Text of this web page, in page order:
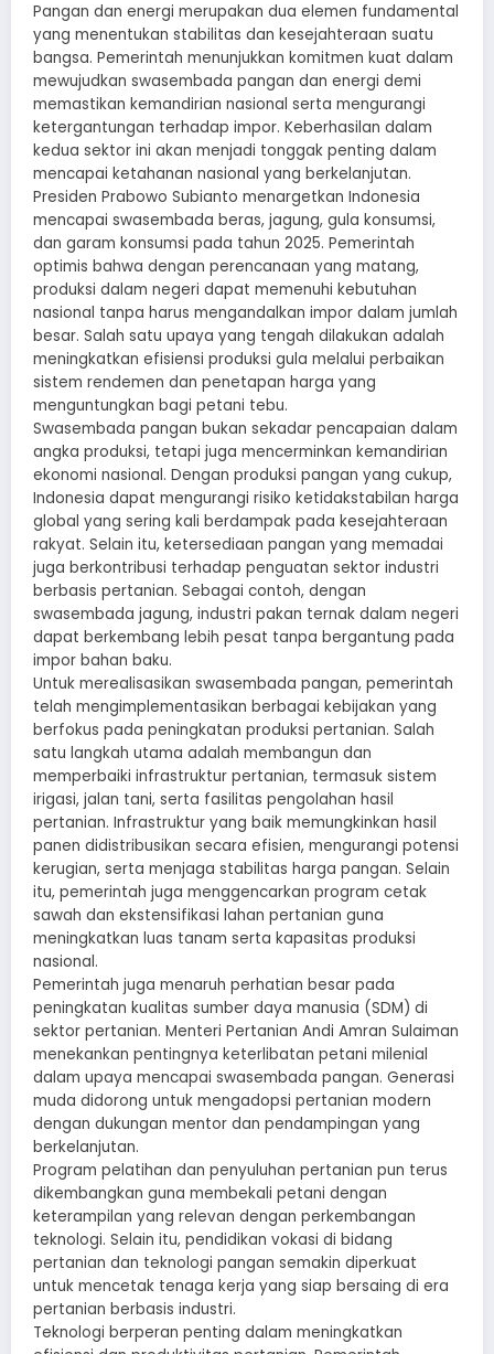
Pangan dan energi merupakan dua elemen fundamental
yang menentukan stabilitas dan kesejahteraan suatu
bangsa. Pemerintah menunjukkan komitmen kuat dalam
mewujudkan swasembada pangan dan energi demi
memastikan kemandirian nasional serta mengurangi
ketergantungan terhadap impor. Keberhasilan dalam
kedua sektor ini akan menjadi tonggak penting dalam
mencapai ketahanan nasional yang berkelanjutan.
Presiden Prabowo Subianto menargetkan Indonesia
mencapai swasembada beras, jagung, gula konsumsi,
dan garam konsumsi pada tahun 2025. Pemerintah
optimis bahwa dengan perencanaan yang matang,
produksi dalam negeri dapat memenuhi kebutuhan
nasional tanpa harus mengandalkan impor dalam jumlah
besar. Salah satu upaya yang tengah dilakukan adalah
meningkatkan efisiensi produksi gula melalui perbaikan
sistem rendemen dan penetapan harga yang
menguntungkan bagi petani tebu.
Swasembada pangan bukan sekadar pencapaian dalam
angka produksi, tetapi juga mencerminkan kemandirian
ekonomi nasional. Dengan produksi pangan yang cukup,
Indonesia dapat mengurangi risiko ketidakstabilan harga
global yang sering kali berdampak pada kesejahteraan
rakyat. Selain itu, ketersediaan pangan yang memadai
juga berkontribusi terhadap penguatan sektor industri
berbasis pertanian. Sebagai contoh, dengan
swasembada jagung, industri pakan ternak dalam negeri
dapat berkembang lebih pesat tanpa bergantung pada
impor bahan baku.
Untuk merealisasikan swasembada pangan, pemerintah
telah mengimplementasikan berbagai kebijakan yang
berfokus pada peningkatan produksi pertanian. Salah
satu langkah utama adalah membangun dan
memperbaiki infrastruktur pertanian, termasuk sistem
irigasi, jalan tani, serta fasilitas pengolahan hasil
pertanian. Infrastruktur yang baik memungkinkan hasil
panen didistribusikan secara efisien, mengurangi potensi
kerugian, serta menjaga stabilitas harga pangan. Selain
itu, pemerintah juga menggencarkan program cetak
sawah dan ekstensifikasi lahan pertanian guna
meningkatkan luas tanam serta kapasitas produksi
nasional.
Pemerintah juga menaruh perhatian besar pada
peningkatan kualitas sumber daya manusia (SDM) di
sektor pertanian. Menteri Pertanian Andi Amran Sulaiman
menekankan pentingnya keterlibatan petani milenial
dalam upaya mencapai swasembada pangan. Generasi
muda didorong untuk mengadopsi pertanian modern
dengan dukungan mentor dan pendampingan yang
berkelanjutan.
Program pelatihan dan penyuluhan pertanian pun terus
dikembangkan guna membekali petani dengan
keterampilan yang relevan dengan perkembangan
teknologi. Selain itu, pendidikan vokasi di bidang
pertanian dan teknologi pangan semakin diperkuat
untuk mencetak tenaga kerja yang siap bersaing di era
pertanian berbasis industri.
Teknologi berperan penting dalam meningkatkan